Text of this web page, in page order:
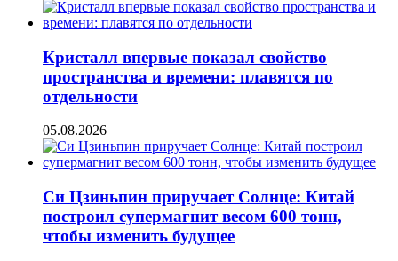
Кристалл впервые показал свойство
пространства и времени: плавятся по
отдельности
05.08.2026
Си Цзиньпин приручает Солнце: Китай
построил супермагнит весом 600 тонн,
чтобы изменить будущее